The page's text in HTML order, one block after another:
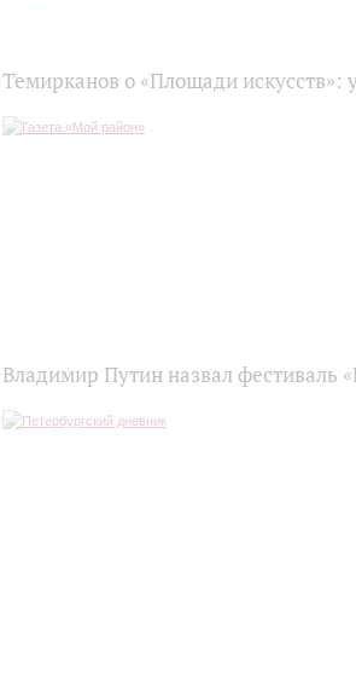
Темирканов о «Площади
Владимир Путин назвал фестиваль